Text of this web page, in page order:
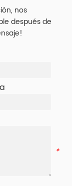
nos
después de
*